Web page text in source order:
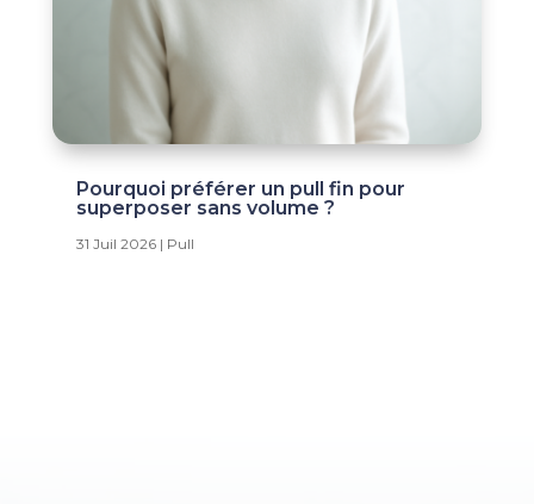
Pourquoi préférer un pull fin pour
superposer sans volume ?
31 Juil 2026| Pull